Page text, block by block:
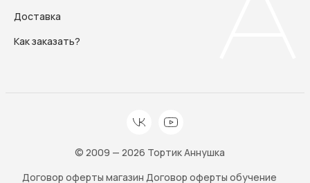
Доставка
Как заказать?
© 2009 — 2026 Тортик Аннушка
Договор оферты магазин Договор оферты обучение